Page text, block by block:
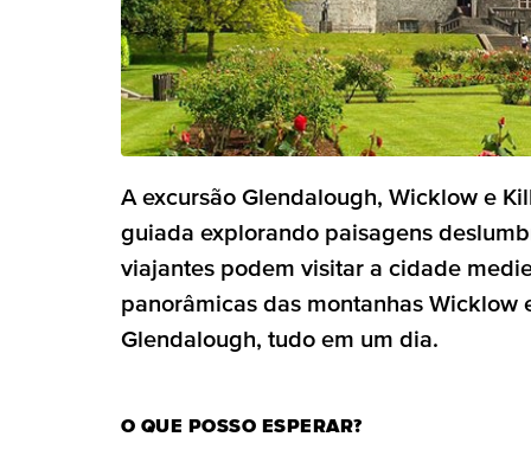
A excursão Glendalough, Wicklow e
guiada explorando paisagens
viajantes podem visitar a cidade
panorâmicas das montanhas Wicklow
Glendalough, tudo em um dia.
O QUE POSSO ESPERAR?